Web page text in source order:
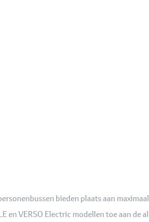
bieden plaats aan maximaal
en VERSO Electric modellen toe aan de al